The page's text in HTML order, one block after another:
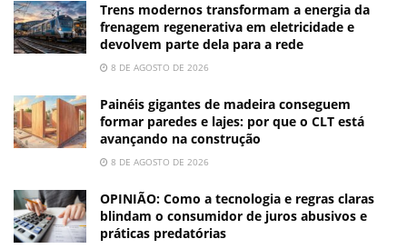
Trens modernos transformam a energia da
frenagem regenerativa em eletricidade e
devolvem parte dela para a rede
8 DE AGOSTO DE 2026
Painéis gigantes de madeira conseguem
formar paredes e lajes: por que o CLT está
avançando na construção
8 DE AGOSTO DE 2026
OPINIÃO: Como a tecnologia e regras claras
blindam o consumidor de juros abusivos e
práticas predatórias